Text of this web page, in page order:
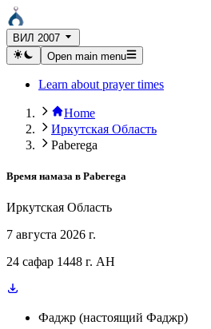
ВИЛ 2007
Open main menu
Learn about prayer times
Home
Иркутская Область
Paberega
Время намаза в Paberega
Иркутская Область
7 августа 2026 г.
24 сафар 1448 г. AH
Фаджр (настоящий Фаджр)